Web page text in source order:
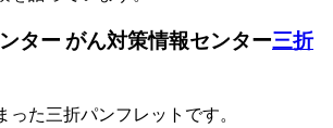
ター がん対策情報センター三折
った三折パンフレットです。